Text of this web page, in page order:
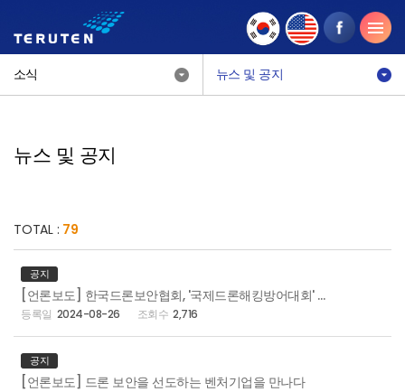
소식 뉴스 및 공지
뉴스 및 공지
TOTAL : 79
공지
[언론보도] 한국드론보안협회, '국제드론해킹방어대회' 개최
2024-08-26 2,716
공지
[언론보도] 드론 보안을 선도하는 벤처기업을 만나다